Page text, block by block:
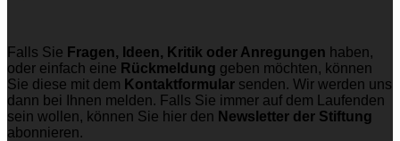
Falls Sie Fragen, Ideen, Kritik oder Anregungen haben,
oder einfach eine Rückmeldung geben möchten, können
Sie diese mit dem Kontaktformular senden. Wir werden uns
dann bei Ihnen melden. Falls Sie immer auf dem Laufenden
sein wollen, können Sie hier den Newsletter der Stiftung
abonnieren.